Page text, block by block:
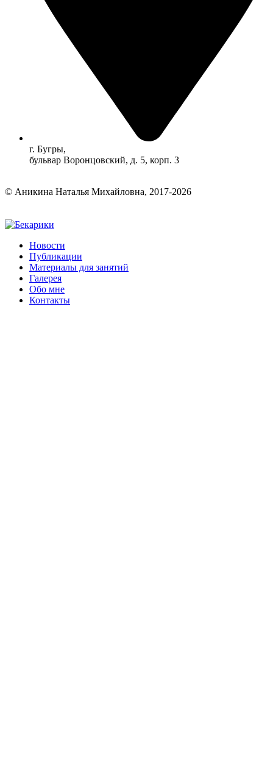
г. Бугры,
бульвар Воронцовский, д. 5, корп. 3
© Аникина Наталья Михайловна, 2017-2026
Прокрутка
Новости
Публикации
Материалы для занятий
Галерея
Обо мне
Контакты